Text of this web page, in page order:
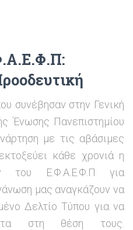
συνέβησαν στην Γενική
Ένωσης Πανεπιστημίου
με τις αβάσιμες
κάθε χρονιά η
του Ε.Φ.Α.Ε.Φ.Π για
μας αναγκάζουν να
Δελτίο Τύπου για να
στη θέση τους.